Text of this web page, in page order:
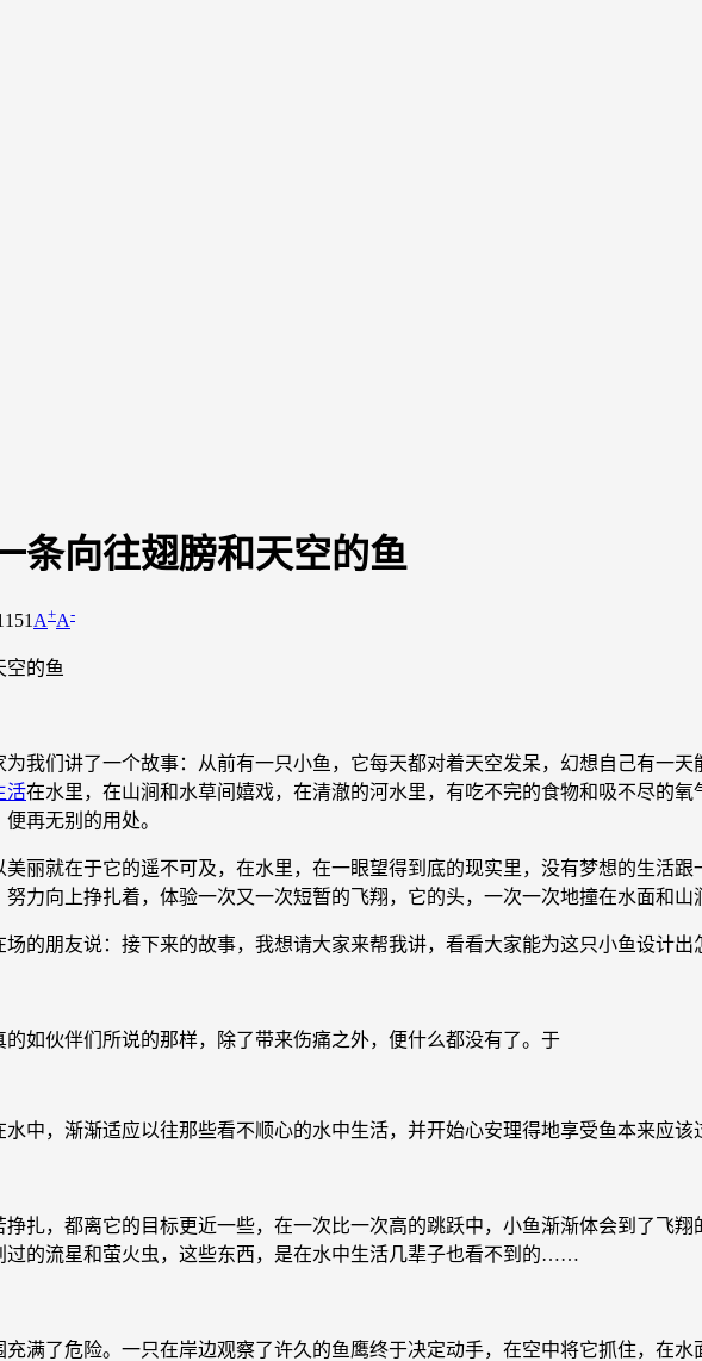
条向往翅膀和天空的鱼
A+A-
的鱼
们讲了一个故事：从前有一只小鱼，它每天都对着天空发呆，幻想自己有一天
活在水里，在山涧和水草间嬉戏，在清澈的河水里，有吃不完的食物和吸不尽的
再无别的用处。
就在于它的遥不可及，在水里，在一眼望得到底的现实里，没有梦想的生活跟
努力向上挣扎着，体验一次又一次短暂的飞翔，它的头，一次一次地撞在水面和
朋友说：接下来的故事，我想请大家来帮我讲，看看大家能为这只小鱼设计出
伙伴们所说的那样，除了带来伤痛之外，便什么都没有了。于
水中，渐渐适应以往那些看不顺心的水中生活，并开始心安理得地享受鱼本来应
，都离它的目标更近一些，在一次比一次高的跳跃中，小鱼渐渐体会到了飞翔
过的流星和萤火虫，这些东西，是在水中生活几辈子也看不到的……
了危险。一只在岸边观察了许久的鱼鹰终于决定动手，在空中将它抓住，在水